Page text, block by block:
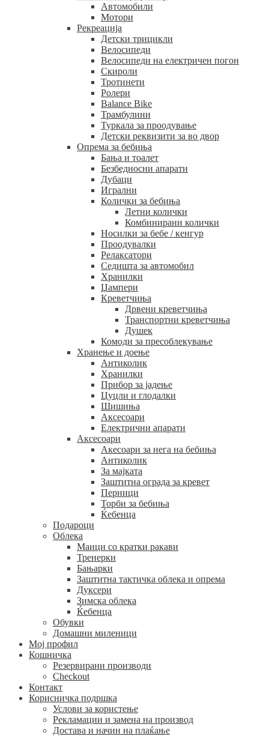
Автомобили
Мотори
Рекреација
Детски трицикли
Велосипеди
Велосипеди на електричен погон
Скироли
Тротинети
Ролери
Balance Bike
Трамбулини
Туркала за проодување
Детски реквизити за во двор
Опрема за бебиња
Бања и тоалет
Безбедносни апарати
Дубаци
Игрални
Колички за бебиња
Летни колички
Комбинирани колички
Носилки за бебе / кенгур
Проодувалки
Релаксатори
Седишта за автомобил
Хранилки
Џампери
Креветчиња
Дрвени креветчиња
Транспортни креветчиња
Душек
Комоди за пресоблекување
Хранење и доење
Антиколик
Хранилки
Прибор за јадење
Цуцли и глодалки
Шишиња
Аксесоари
Електрични апарати
Аксесоари
Акесоари за нега на бебиња
Антиколик
За мајката
Заштитна ограда за кревет
Перници
Торби за бебиња
Ќебенца
Подароци
Облека
Маици со кратки ракави
Тренерки
Бањарки
Заштитна тактичка облека и опрема
Дуксери
Зимска облека
Ќебенца
Обувки
Домашни миленици
Мој профил
Кошничка
Резервирани производи
Checkout
Контакт
Корисничка подршка
Услови за користење
Рекламации и замена на производ
Достава и начин на плаќање